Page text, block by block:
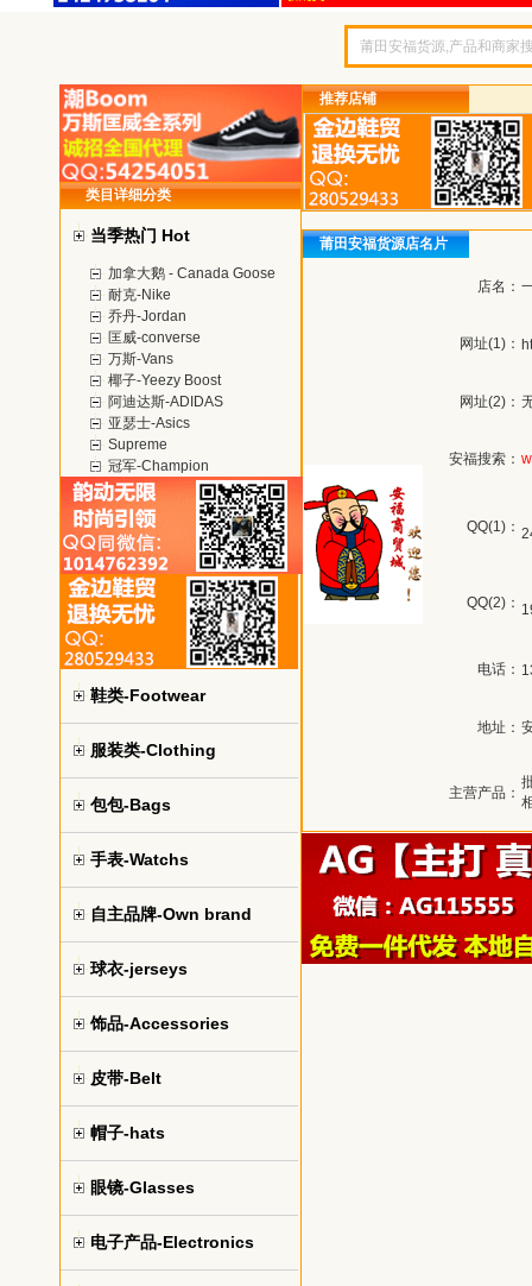
类目详细分类
当季热门 Hot
加拿大鹅 - Canada Goose
耐克-Nike
乔丹-Jordan
匡威-converse
万斯-Vans
椰子-Yeezy Boost
阿迪达斯-ADIDAS
亚瑟士-Asics
Supreme
冠军-Champion
鞋类-Footwear
服装类-Clothing
包包-Bags
手表-Watchs
自主品牌-Own brand
球衣-jerseys
饰品-Accessories
皮带-Belt
帽子-hats
眼镜-Glasses
电子产品-Electronics
推荐店铺
莆田安福货源店名片
店名：
网址(1)：
网址(2)：
安福搜索：
QQ(1)：
QQ(2)：
电话：
地址：
主营产品：